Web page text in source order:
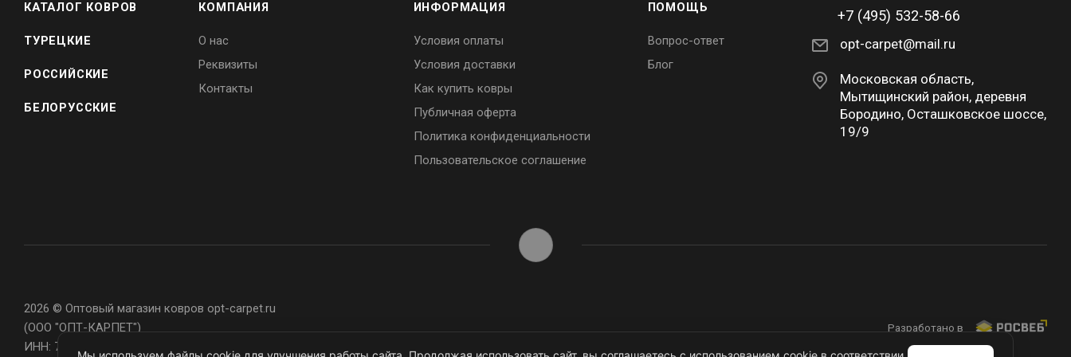
КАТАЛОГ КОВРОВ
ТУРЕЦКИЕ
РОССИЙСКИЕ
БЕЛОРУССКИЕ
КОМПАНИЯ
О нас
Реквизиты
Контакты
ИНФОРМАЦИЯ
Условия оплаты
Условия доставки
Как купить ковры
Публичная оферта
Политика конфиденциальности
Пользовательское соглашение
ПОМОЩЬ
Вопрос-ответ
Блог
+7 (495) 532-58-66
opt-carpet@mail.ru
Московская область,
Мытищинский район, деревня
Бородино, Осташковское шоссе,
19/9
2026 © Оптовый магазин ковров opt-carpet.ru
(ООО "ОПТ-КАРПЕТ")
ИНН: 7743907105
Разработано в